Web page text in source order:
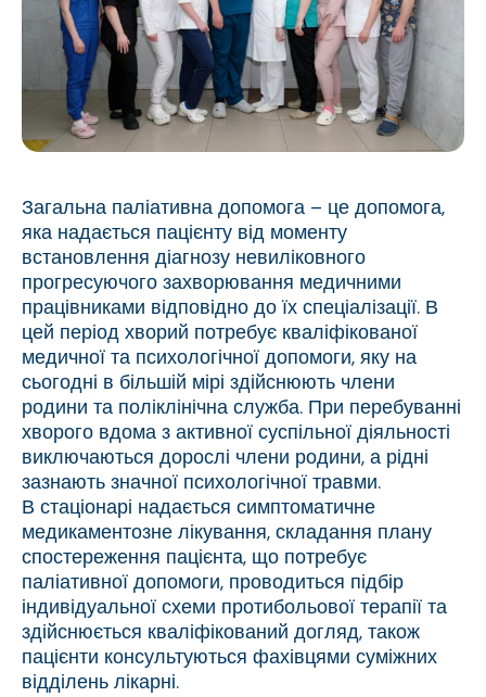
Загальна паліативна допомога – це допомога,
яка надається пацієнту від моменту
встановлення діагнозу невиліковного
прогресуючого захворювання медичними
працівниками відповідно до їх спеціалізації. В
цей період хворий потребує кваліфікованої
медичної та психологічної допомоги, яку на
сьогодні в більшій мірі здійснюють члени
родини та поліклінічна служба. При перебуванні
хворого вдома з активної суспільної діяльності
виключаються дорослі члени родини, а рідні
зазнають значної психологічної травми.
В стаціонарі надається симптоматичне
медикаментозне лікування, складання плану
спостереження пацієнта, що потребує
паліативної допомоги, проводиться підбір
індивідуальної схеми протибольової терапії та
здійснюється кваліфікований догляд, також
пацієнти консультуються фахівцями суміжних
відділень лікарні.